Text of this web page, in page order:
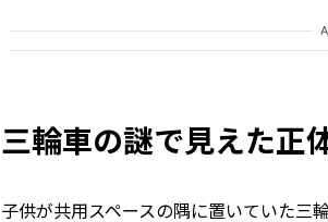
三輪車の謎で見えた正
子供が共用スペースの隅に置いていた三